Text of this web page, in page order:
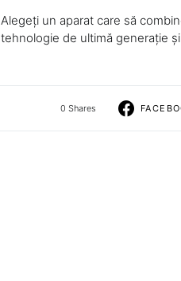
Alegeți un aparat care să
tehnologie de ultimă generație
0 Shares